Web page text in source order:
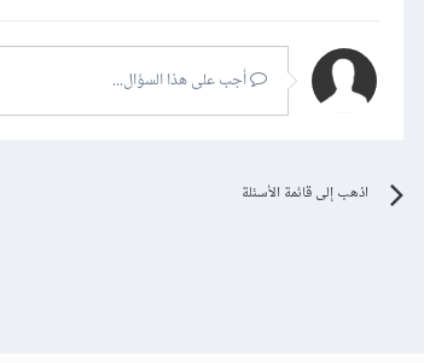
أجب على هذا السؤال...
اذهب إلى قائمة الأسئلة